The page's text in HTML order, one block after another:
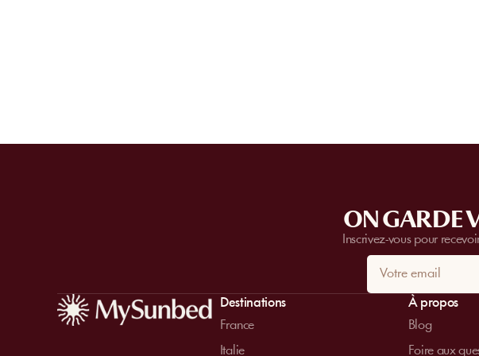
ON GARDE
Inscrivez-vous pour
Destinations
France
Italie
À propos
Blog
Foire aux